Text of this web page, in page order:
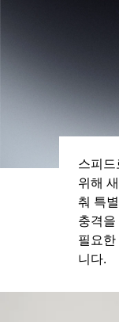
스피드
위해
춰 특
충격을
필요한
니다.